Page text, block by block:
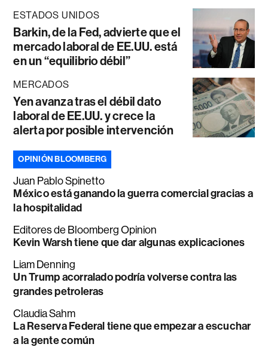
ESTADOS UNIDOS
Barkin, de la Fed, advierte que el
mercado laboral de EE.UU. está
en un “equilibrio débil”
MERCADOS
Yen avanza tras el débil dato
laboral de EE.UU. y crece la
alerta por posible intervención
OPINIÓN BLOOMBERG
Juan Pablo Spinetto
México está ganando la guerra comercial gracias a
la hospitalidad
Editores de Bloomberg Opinion
Kevin Warsh tiene que dar algunas explicaciones
Liam Denning
Un Trump acorralado podría volverse contra las
grandes petroleras
Claudia Sahm
La Reserva Federal tiene que empezar a escuchar
a la gente común